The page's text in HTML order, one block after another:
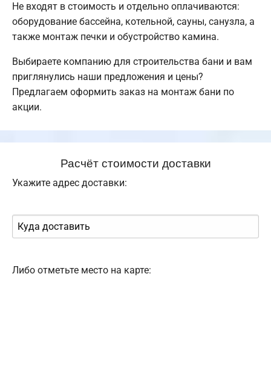
Не входят в стоимость и отдельно оплачиваются:
оборудование бассейна, котельной, сауны, санузла, а
также монтаж печки и обустройство камина.
Выбираете компанию для строительства бани и вам
приглянулись наши предложения и цены?
Предлагаем оформить заказ на монтаж бани по
акции.
Расчёт стоимости доставки
Укажите адрес доставки:
Либо отметьте место на карте: